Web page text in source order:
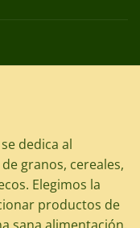
dedica al
granos, cereales,
Elegimos la
productos de